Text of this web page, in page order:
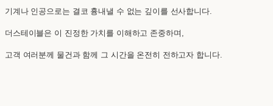
기계나 인공으로는 결코 흉내낼 수 없는 깊이를 선사합니다.
더스테이블은 이 진정한 가치를 이해하고 존중하며,
고객 여러분께 물건과 함께 그 시간을 온전히 전하고자 합니다.